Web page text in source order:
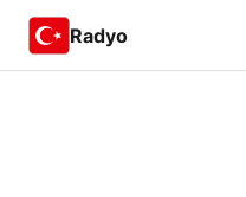
Radyo